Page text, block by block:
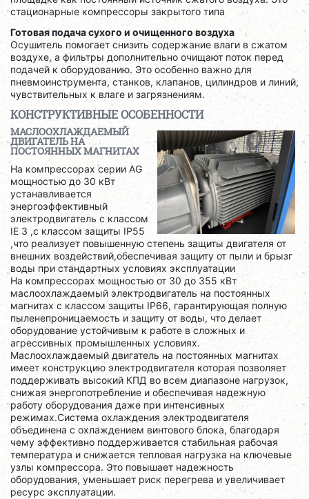
стационарные компрессоры закрытого типа
Готовая подача сухого и очищенного воздуха
Осушитель помогает снизить содержание влаги в сжатом
воздухе, а фильтры дополнительно очищают поток перед
подачей к оборудованию. Это особенно важно для
пневмоинструмента, станков, клапанов, цилиндров и линий,
чувствительных к влаге и загрязнениям.
КОНСТРУКТИВНЫЕ ОСОБЕННОСТИ
МАСЛООХЛАЖДАЕМЫЙ
ДВИГАТЕЛЬ НА
ПОСТОЯННЫХ МАГНИТАХ
На компрессорах серии AG
мощностью до 30 кВт
устанавливается
энергоэффективный
электродвигатель с классом
IE 3 ,с классом защиты IP55
,что реализует повышенную степень защиты двигателя от
внешних воздействий,обеспечивая защиту от пыли и брызг
воды при стандартных условиях эксплуатации
На компрессорах мощностью от 30 до 355 кВт
маслоохлаждаемый электродвигатель на постоянных
магнитах с классом защиты IP66, гарантирующая полную
пыленепроницаемость и защиту от воды, что делает
оборудование устойчивым к работе в сложных и
агрессивных промышленных условиях.
Маслоохлаждаемый двигатель на постоянных магнитах
имеет конструкцию электродвигателя которая позволяет
поддерживать высокий КПД во всем диапазоне нагрузок,
снижая энергопотребление и обеспечивая надежную
работу оборудования даже при интенсивных
режимах.Система охлаждения электродвигателя
объединена с охлаждением винтового блока, благодаря
чему эффективно поддерживается стабильная рабочая
температура и снижается тепловая нагрузка на ключевые
узлы компрессора. Это повышает надежность
оборудования, уменьшает риск перегрева и увеличивает
ресурс эксплуатации.